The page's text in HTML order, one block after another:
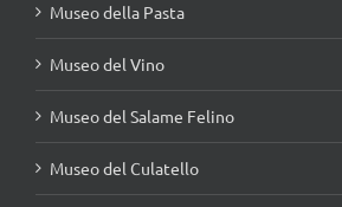
Museo della Pasta
Museo del Vino
Museo del Salame Felino
Museo del Culatello